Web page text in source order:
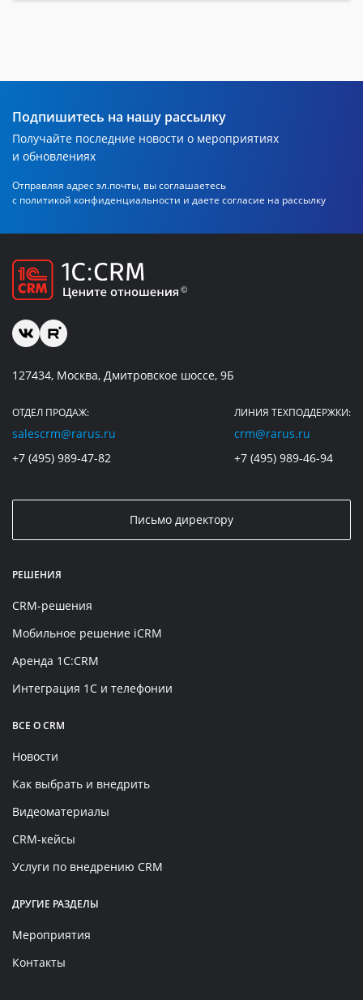
Подпишитесь на нашу рассылку
Получайте последние новости о мероприятиях
и обновлениях
Отправляя адрес эл.почты, вы соглашаетесь
с политикой конфиденциальности и даете согласие на рассылку
127434, Москва, Дмитровское шоссе, 9Б
ОТДЕЛ ПРОДАЖ:
salescrm@rarus.ru
+7 (495) 989-47-82
ЛИНИЯ ТЕХПОДДЕРЖКИ:
crm@rarus.ru
+7 (495) 989-46-94
Письмо директору
РЕШЕНИЯ
CRM-решения
Мобильное решение iCRM
Аренда 1C:CRM
Интеграция 1С и телефонии
ВСЕ О CRM
Новости
Как выбрать и внедрить
Видеоматериалы
CRM-кейсы
Услуги по внедрению CRM
ДРУГИЕ РАЗДЕЛЫ
Мероприятия
Контакты